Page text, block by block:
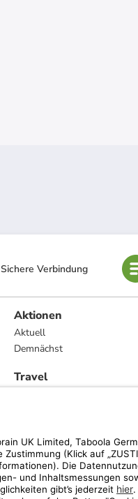
Sichere Verbindung
Aktionen
Aktuell
Demnächst
Travel